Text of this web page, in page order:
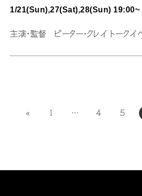
1/21(Sun),27(Sat),28(Sun) 19:00~
主演・監督 ピーター・クレイ トークイ
ジ
« 1 … 4 5